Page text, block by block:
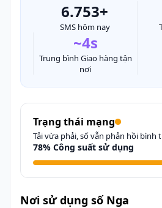
6.753+
SMS hôm nay
~4s
Trung bình Giao hàng tận
nơi
Trạng thái mạng
Tải vừa phải, số vẫn phản hồi bình
78% Công suất sử dụng
Nơi sử dụng số Nga